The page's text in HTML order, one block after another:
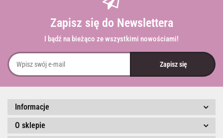
Zapisz się do Newslettera
I bądź na bieżąco ze wszystkimi nowościami!
Informacje
O sklepie